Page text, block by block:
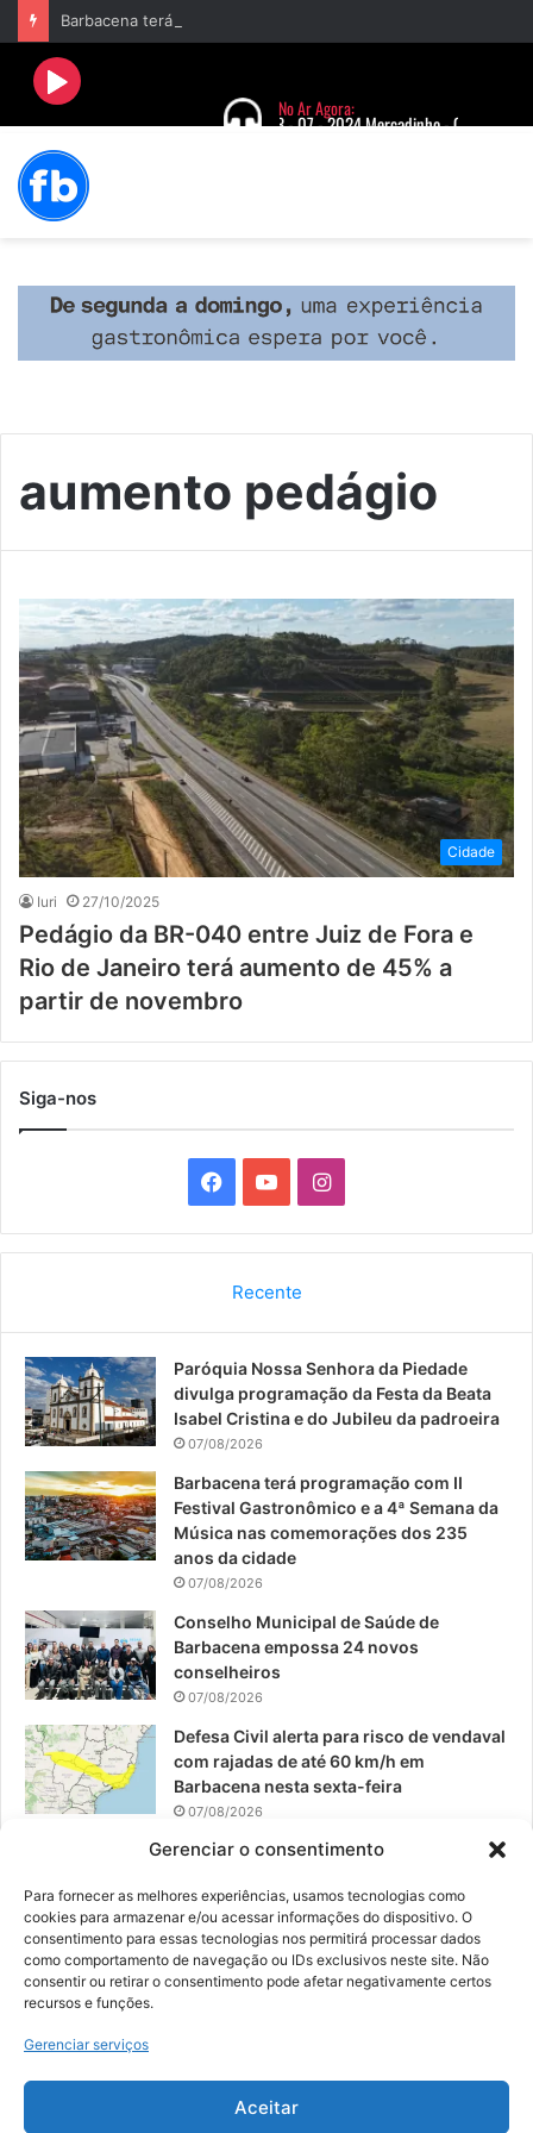
Gerenciar o consentimento
Para fornecer as melhores experiências, usamos tecnologias como
cookies para armazenar e/ou acessar informações do dispositivo. O
consentimento para essas tecnologias nos permitirá processar dados
como comportamento de navegação ou IDs exclusivos neste site. Não
consentir ou retirar o consentimento pode afetar negativamente certos
recursos e funções.
Gerenciar serviços
Aceitar
aumento pedágio
Cidade
Iuri 27/10/2025
Pedágio da BR-040 entre Juiz de Fora e
Rio de Janeiro terá aumento de 45% a
partir de novembro
Siga-nos
a
b
o
k
o
u
b
I
n
a
g
a
Recente
Paróquia Nossa Senhora da Piedade
divulga programação da Festa da Beata
Isabel Cristina e do Jubileu da padroeira
07/08/2026
Barbacena terá programação com II
Festival Gastronômico e a 4ª Semana da
Música nas comemorações dos 235
anos da cidade
07/08/2026
Conselho Municipal de Saúde de
Barbacena empossa 24 novos
conselheiros
07/08/2026
Defesa Civil alerta para risco de vendaval
com rajadas de até 60 km/h em
Barbacena nesta sexta-feira
07/08/2026
EPCAR tem a melhor nota do IDEB no
06/08/2026
© 2026, Todos os direitos reservados | Desenvolvido por:
Digital Business| Hospedado por:NP Publicidade
Fale Conosco
Sobre Nós